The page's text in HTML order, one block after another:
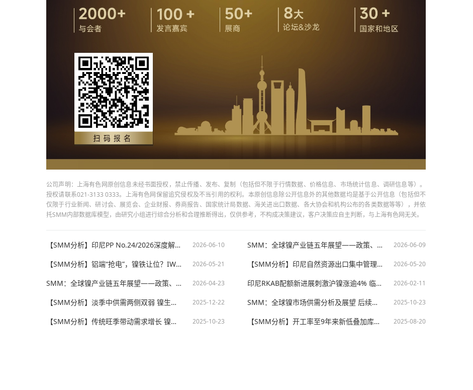
公司声明：上海有色网原创信息未经书面授权，禁止传播、发布、复制（包括但不限于行情数据、价格信息、市场统计信息、调研信息等）。
授权请联系021-3133 0333。上海有色网保留追究侵权及不当引用的权利。本原创信息除公开信息外的其他数据均是基于公开信息（包括但不
仅限于行业新闻、研讨会、展览会、企业财报、券商报告、国家统计局数据、海关进出口数据、各大协会和机构公布的各类数据等等），并依
托SMM内部数据库模型，由研究小组进行综合分析和合理推断得出，仅供参考，不构成决策建议，客户决策应自主判断，与上海有色网无关。
【SMM分析】印尼PP No.24/2026深度解析：DSI垄断出口机制下镍铁合金市场的机遇与风险 2026-06-10 SMM：全球镍产业链五年展望——政策、供给与需求的三重博弈【SMM印尼大会】 2026-06-09
【SMM分析】铝端“抢电”，镍铁让位？IWIP过渡期电力错配引发市场关注 2026-05-21 【SMM分析】印尼自然资源出口集中管理政策详解与未来可能性展望 2026-05-20
SMM：全球镍产业链五年展望——政策、供给与需求的三重博弈 2026-04-23 印尼RKAB配额新进展刺激沪镍涨逾4% 临近春节基本面表现如何？【SMM快讯】 2026-02-11
【SMM分析】淡季中供需两侧双弱 镍生铁12月进口量或持续下滑 2025-12-22 SMM：全球镍市场供需分析及展望 后续价格如何演绎？【锂电原材料大会】 2025-10-23
【SMM分析】传统旺季带动需求增长 镍生铁9月进口量达历史新高 2025-10-23 【SMM分析】开工率至9年来新低叠加库存居高 高镍生铁7月进口量环比减少19.7% 2025-08-20